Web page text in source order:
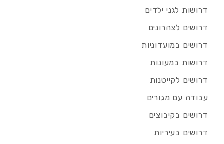
דרושות לגני ילדים
דרושים לצהרונים
דרושים במועדוניות
דרושות במעונות
דרושים לקייטנות
עבודה עם מגורים
דרושים בקיבוצים
דרושים בעיריות